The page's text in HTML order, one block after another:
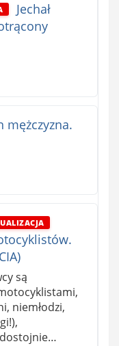
Jechał
mężczyzna.
są
niemłodzi,